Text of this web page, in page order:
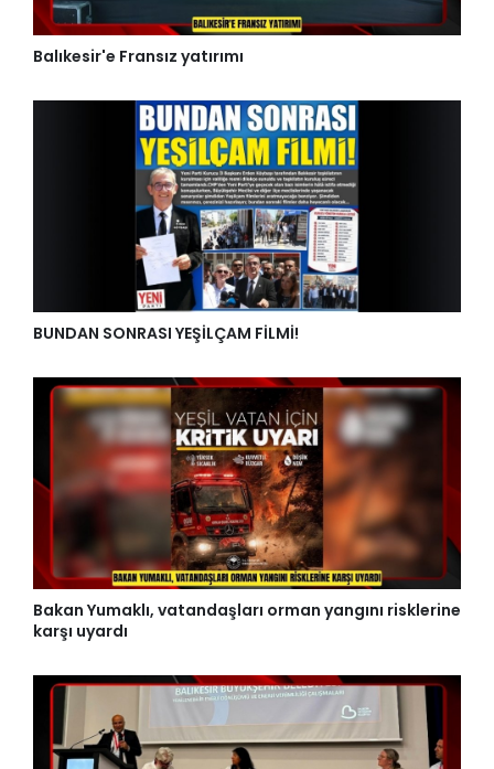
Balıkesir'e Fransız yatırımı
BUNDAN SONRASI YEŞİLÇAM FİLMİ!
Bakan Yumaklı, vatandaşları orman yangını risklerine
karşı uyardı